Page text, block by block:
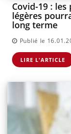
Covid-19 :
légères
long terme
Publié le
LIRE L'ARTICLE